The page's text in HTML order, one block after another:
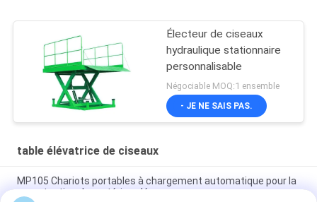
Électeur de ciseaux
hydraulique stationnaire
personnalisable
Négociable MOQ:1 ensemble
- JE NE SAIS PAS.
table élévatrice de ciseaux
MP105 Chariots portables à chargement automatique pour la
manutention de matériaux légers